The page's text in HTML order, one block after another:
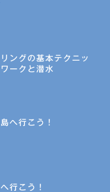
ングの基本テクニッ
ークと潜水
へ行こう！
行こう！